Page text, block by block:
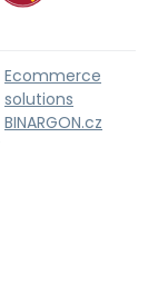
Ecommerce
solutions
BINARGON.cz